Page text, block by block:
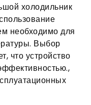
холодильник
необходимо для
Выбор
что устройство